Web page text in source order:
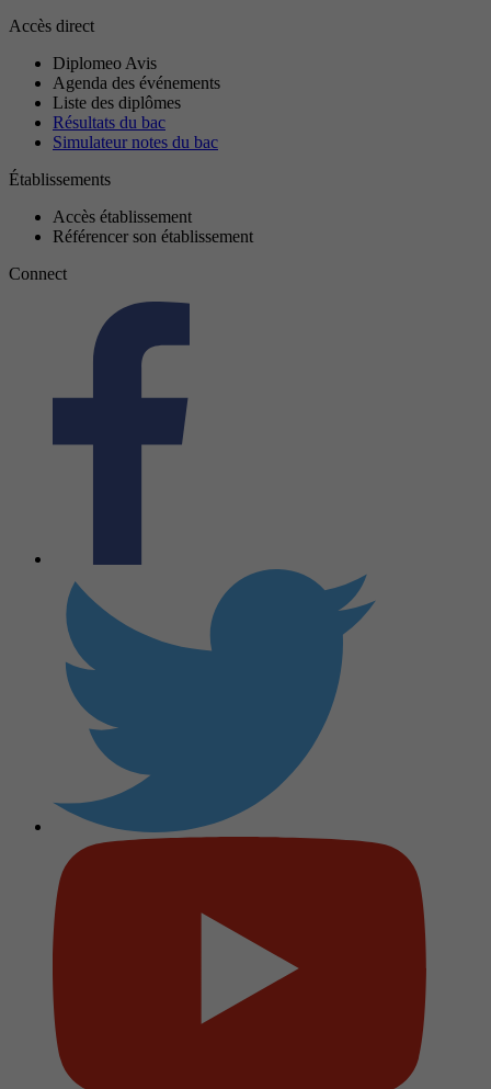
Accès direct
Diplomeo Avis
Agenda des événements
Liste des diplômes
Résultats du bac
Simulateur notes du bac
Établissements
Accès établissement
Référencer son établissement
Connect